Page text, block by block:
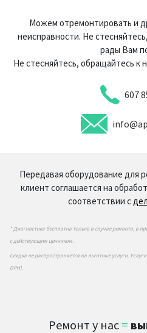
Можем отремонтировать и
неисправности. Не
рады Вам
Не стесняйтесь, обращайтесь к
607
Передавая оборудование для
клиент соглашается на
соответствии с
* Диагностика бесплатна только в случае ремонта, в
с действующим ценником.
Скидка не распространяется на льготные услуги.
DPH).
Ремонт у нас =